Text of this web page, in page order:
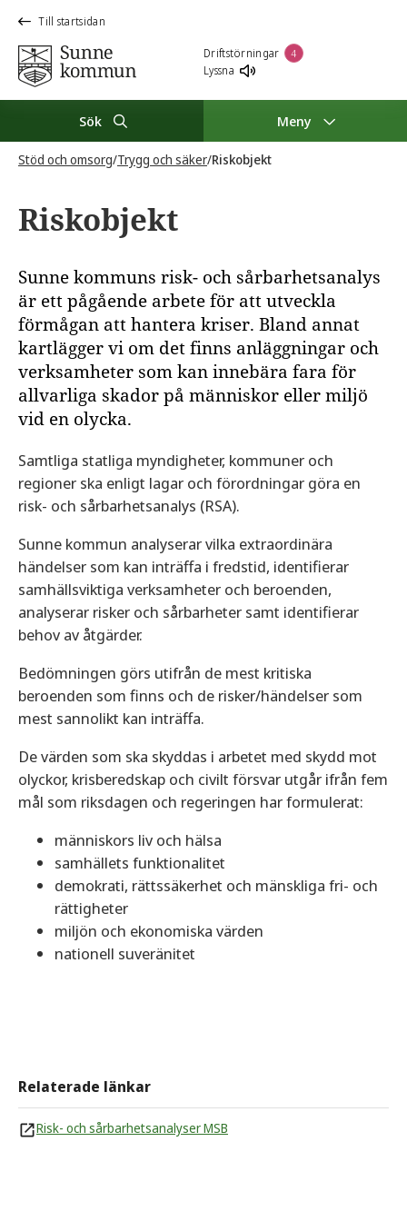
Till startsidan
Driftstörningar 4
Lyssna
Sök Meny
Stöd och omsorg/Trygg och säker/Riskobjekt
Riskobjekt
Sunne kommuns risk- och sårbarhetsanalys
är ett pågående arbete för att utveckla
förmågan att hantera kriser. Bland annat
kartlägger vi om det finns anläggningar och
verksamheter som kan innebära fara för
allvarliga skador på människor eller miljö
vid en olycka.
Samtliga statliga myndigheter, kommuner och
regioner ska enligt lagar och förordningar göra en
risk- och sårbarhetsanalys (RSA).
Sunne kommun analyserar vilka extraordinära
händelser som kan inträffa i fredstid, identifierar
samhällsviktiga verksamheter och beroenden,
analyserar risker och sårbarheter samt identifierar
behov av åtgärder.
Bedömningen görs utifrån de mest kritiska
beroenden som finns och de risker/händelser som
mest sannolikt kan inträffa.
De värden som ska skyddas i arbetet med skydd mot
olyckor, krisberedskap och civilt försvar utgår ifrån fem
mål som riksdagen och regeringen har formulerat:
människors liv och hälsa
samhällets funktionalitet
demokrati, rättssäkerhet och mänskliga fri- och
rättigheter
miljön och ekonomiska värden
nationell suveränitet
Relaterade länkar
Risk- och sårbarhetsanalyser MSB